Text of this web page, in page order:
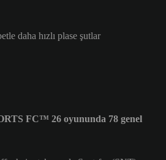
daha hızlı plase şutlar
FC™ 26 oyununda 78 genel